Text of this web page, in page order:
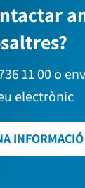
11 00 o
electrònic
INFORMACIÓ